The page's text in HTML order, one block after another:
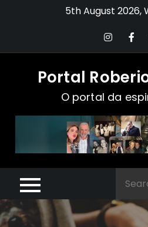
5th August 2026,
Portal
O portal da